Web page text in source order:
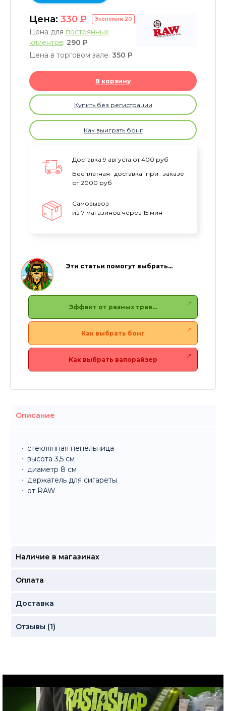
Цена: 330 P Экономия 20
Цена для постоянных
клиентов: 290 P
Цена в торговом зале: 350 P
В корзину
Купить без регистрации
Как выиграть бонг
Доставка 9 августа от 400 руб
Бесплатная доставка при заказе
от 2000 руб
Самовывоз
из 7 магазинов через 15 мин
Эти статьи помогут выбрать…
Эффект от разных трав…
Как выбрать бонг
Как выбрать вапорайзер
Описание
стеклянная пепельница
высота 3,5 см
диаметр 8 см
держатель для сигареты
от RAW
Наличие в магазинах
Оплата
Доставка
Отзывы (1)